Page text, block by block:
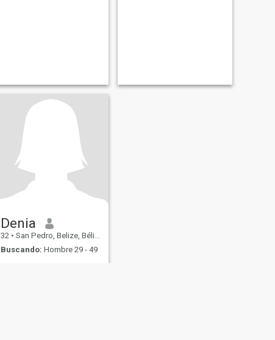
Denia
32 • San Pedro, Belize, Bélize
Buscando: Hombre 29 - 49